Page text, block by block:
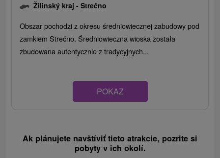
Žilinský kraj -Strečno
Obszar pochodzi z okresu średniowiecznej zabudowy pod
zamkiem Strečno. Średniowieczna wioska została
zbudowana autentycznie z tradycyjnych...
POKAZ
Ak plánujete navštíviť tieto atrakcie, pozrite si
pobyty v ich okolí.